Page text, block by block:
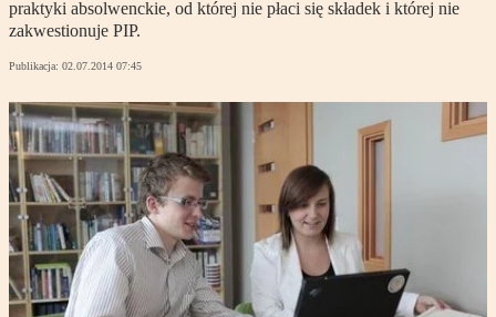
praktyki absolwenckie, od której nie płaci się składek i której nie
zakwestionuje PIP.
Publikacja: 02.07.2014 07:45